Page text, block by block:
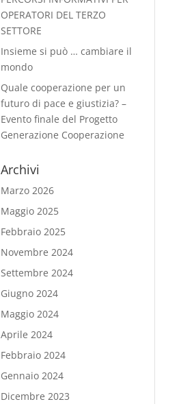
OPERATORI DEL TERZO
SETTORE
Insieme si può … cambiare il
mondo
Quale cooperazione per un
futuro di pace e giustizia? –
Evento finale del Progetto
Generazione Cooperazione
Archivi
Marzo 2026
Maggio 2025
Febbraio 2025
Novembre 2024
Settembre 2024
Giugno 2024
Maggio 2024
Aprile 2024
Febbraio 2024
Gennaio 2024
Dicembre 2023